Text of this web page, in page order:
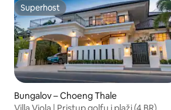
Superhost
Superhost
Bungalov – Choeng Thale